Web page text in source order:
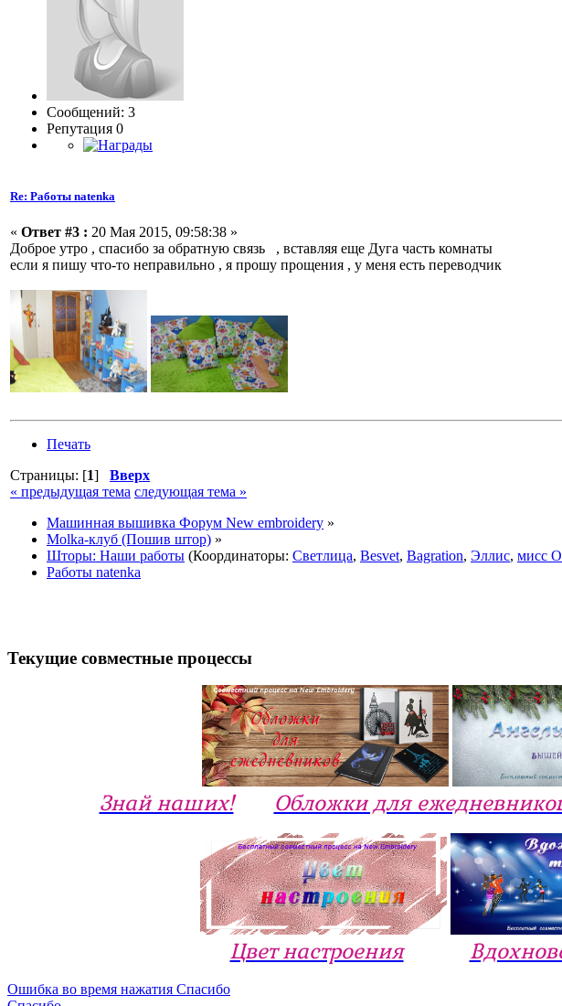
Сообщений: 3
Репутация 0
Re: Работы natenka
« Ответ #3 : 20 Мая 2015, 09:58:38 »
Доброе утро , спасибо за обратную связь , вставляя еще Дуга часть комнаты
если я пишу что-то неправильно , я прошу прощения , у меня есть переводчик
Печать
Страницы: [1] Вверх
« предыдущая тема следующая тема »
Машинная вышивка Форум New embroidery »
Molka-клуб (Пошив штор) »
Шторы: Наши работы (Координаторы: Светлица, Besvet, Bagration, Эллис, мисс
Работы natenka
Текущие совместные процессы
Знай наших! Обложки для
Цвет настроения
Ошибка во время нажатия Спасибо